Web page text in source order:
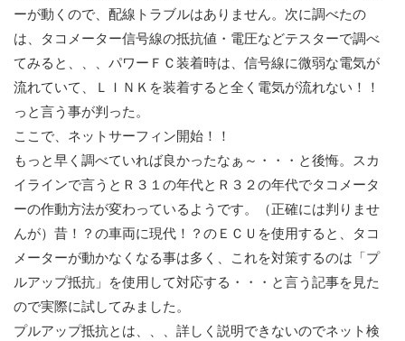
ーが動くので、配線トラブルはありません。次に調べたの
は、タコメーター信号線の抵抗値・電圧などテスターで調べ
てみると、、、パワーＦＣ装着時は、信号線に微弱な電気が
流れていて、ＬＩＮＫを装着すると全く電気が流れない！！
っと言う事が判った。
ここで、ネットサーフィン開始！！
もっと早く調べていれば良かったなぁ～・・・と後悔。スカ
イラインで言うとＲ３１の年代とＲ３２の年代でタコメータ
ーの作動方法が変わっているようです。（正確には判りませ
んが）昔！？の車両に現代！？のＥＣＵを使用すると、タコ
メーターが動かなくなる事は多く、これを対策するのは「プ
ルアップ抵抗」を使用して対応する・・・と言う記事を見た
ので実際に試してみました。
プルアップ抵抗とは、、、詳しく説明できないのでネット検